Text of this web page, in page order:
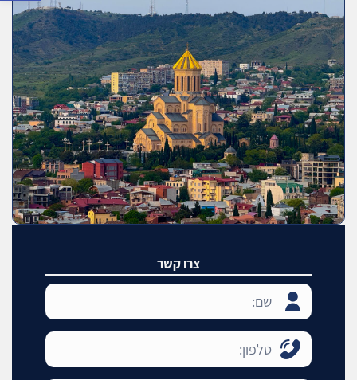
3. שאלתם ? ענינו !
צרו קשר